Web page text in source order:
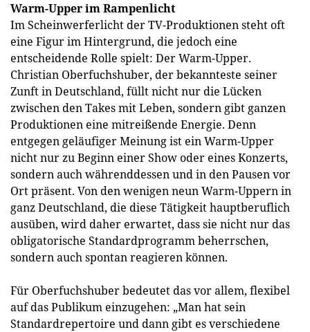
Warm-Upper im Rampenlicht
Im Scheinwerferlicht der TV-Produktionen steht oft
eine Figur im Hintergrund, die jedoch eine
entscheidende Rolle spielt: Der Warm-Upper.
Christian Oberfuchshuber, der bekannteste seiner
Zunft in Deutschland, füllt nicht nur die Lücken
zwischen den Takes mit Leben, sondern gibt ganzen
Produktionen eine mitreißende Energie. Denn
entgegen geläufiger Meinung ist ein Warm-Upper
nicht nur zu Beginn einer Show oder eines Konzerts,
sondern auch währenddessen und in den Pausen vor
Ort präsent. Von den wenigen neun Warm-Uppern in
ganz Deutschland, die diese Tätigkeit hauptberuflich
ausüben, wird daher erwartet, dass sie nicht nur das
obligatorische Standardprogramm beherrschen,
sondern auch spontan reagieren können.
Für Oberfuchshuber bedeutet das vor allem, flexibel
auf das Publikum einzugehen: „Man hat sein
Standardrepertoire und dann gibt es verschiedene